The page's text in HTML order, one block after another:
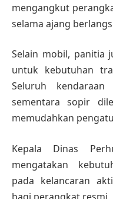
mengangkut
selama ajang
Selain mobil, panitia
untuk kebutuhan
Seluruh
sementara sopir
memudahkan
Kepala Dinas
mengatakan
pada kelancaran